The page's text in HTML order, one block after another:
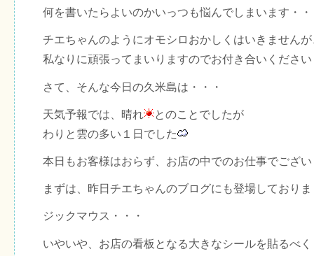
何を書いたらよいのかいっつも悩んでしまいます・・
チエちゃんのようにオモシロおかしくはいきませんが
私なりに頑張ってまいりますのでお付き合いくださ
さて、そんな今日の久米島は・・・
天気予報では、晴れ
とのことでしたが
わりと雲の多い１日でした
本日もお客様はおらず、お店の中でのお仕事でござ
まずは、昨日チエちゃんのブログにも登場しており
ジックマウス・・・
いやいや、お店の看板となる大きなシールを貼るべく